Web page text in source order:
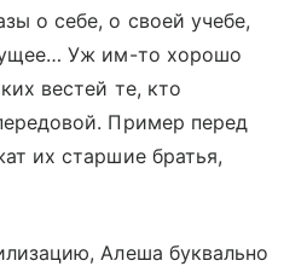
о себе, о своей учебе,
Уж им-то хорошо
вестей те, кто
Пример перед
их старшие братья,
Алеша буквально